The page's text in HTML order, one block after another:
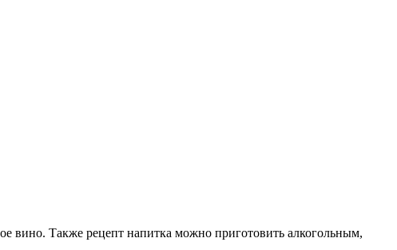
вино. Также рецепт напитка можно приготовить алкогольным,